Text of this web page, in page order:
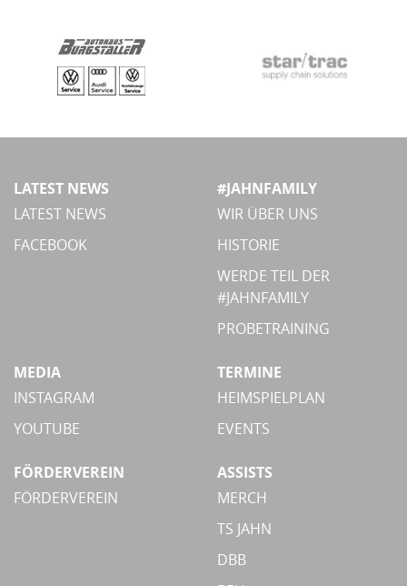
LATEST NEWS
LATEST NEWS
FACEBOOK
#JAHNFAMILY
WIR ÜBER UNS
HISTORIE
WERDE TEIL DER
#JAHNFAMILY
PROBETRAINING
MEDIA
INSTAGRAM
YOUTUBE
TERMINE
HEIMSPIELPLAN
EVENTS
FÖRDERVEREIN
FÖRDERVEREIN
ASSISTS
MERCH
TS JAHN
DBB